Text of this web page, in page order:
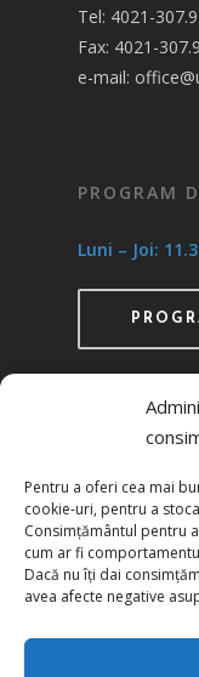
Pentru a oferi cea mai
cookie-uri, pentru a
Consimțământul pentru
cum ar fi
Dacă nu îți dai
avea afecte negative
Tel: 4021-
Fax: 4021-
e-mail:
PROGRAM
Luni – Joi:
prin HG 1242/
634/06.12.2000
Politica de
Politica de